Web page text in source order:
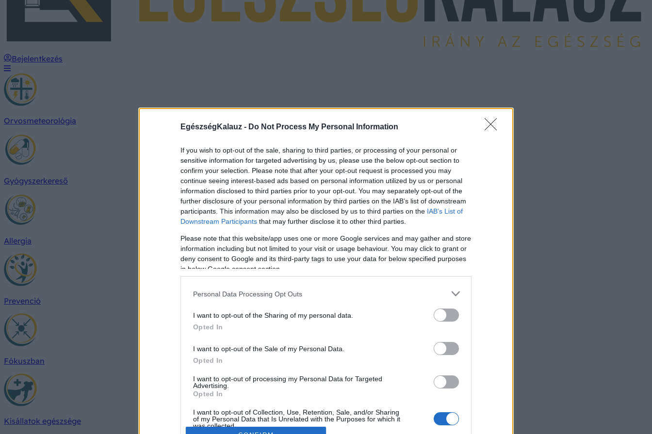
EgészségKalauz - Do Not Process My Personal Information
If you wish to opt-out of the sale, sharing to third parties, or processing of your personal or
sensitive information for targeted advertising by us, please use the below opt-out section to
confirm your selection. Please note that after your opt-out request is processed you may
continue seeing interest-based ads based on personal information utilized by us or personal
information disclosed to third parties prior to your opt-out. You may separately opt-out of the
further disclosure of your personal information by third parties on the IAB’s list of downstream
participants. This information may also be disclosed by us to third parties on the IAB’s List of
Downstream Participants that may further disclose it to other third parties.
Please note that this website/app uses one or more Google services and may gather and store
information including but not limited to your visit or usage behaviour. You may click to grant or
deny consent to Google and its third-party tags to use your data for below specified purposes
in below Google consent section.
Personal Data Processing Opt Outs
I want to opt-out of the Sharing of my personal data.
Opted In
I want to opt-out of the Sale of my Personal Data.
Opted In
I want to opt-out of processing my Personal Data for Targeted
Advertising.
Opted In
I want to opt-out of Collection, Use, Retention, Sale, and/or Sharing
of my Personal Data that Is Unrelated with the Purposes for which it
was collected.
Bejelentkezés
Orvosmeteorológia
Gyógyszerkereső
Allergia
Prevenció
Fókuszban
Kisállatok egészsége